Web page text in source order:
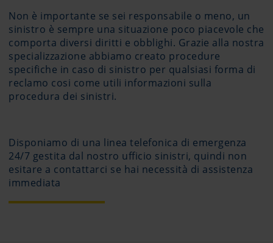
Non è importante se sei responsabile o meno, un
sinistro è sempre una situazione poco piacevole che
comporta diversi diritti e obblighi. Grazie alla nostra
specializzazione abbiamo creato procedure
specifiche in caso di sinistro per qualsiasi forma di
reclamo cosi come utili informazioni sulla
procedura dei sinistri.
Disponiamo di una linea telefonica di emergenza
24/7 gestita dal nostro ufficio sinistri, quindi non
esitare a contattarci se hai necessità di assistenza
immediata